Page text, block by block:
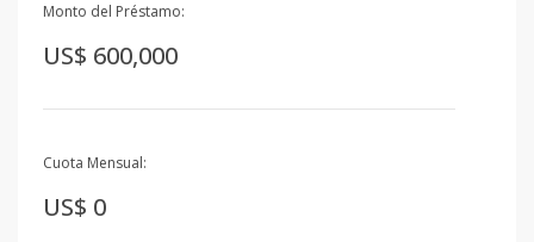
Monto del Préstamo:
US$ 600,000
Cuota Mensual:
US$ 0